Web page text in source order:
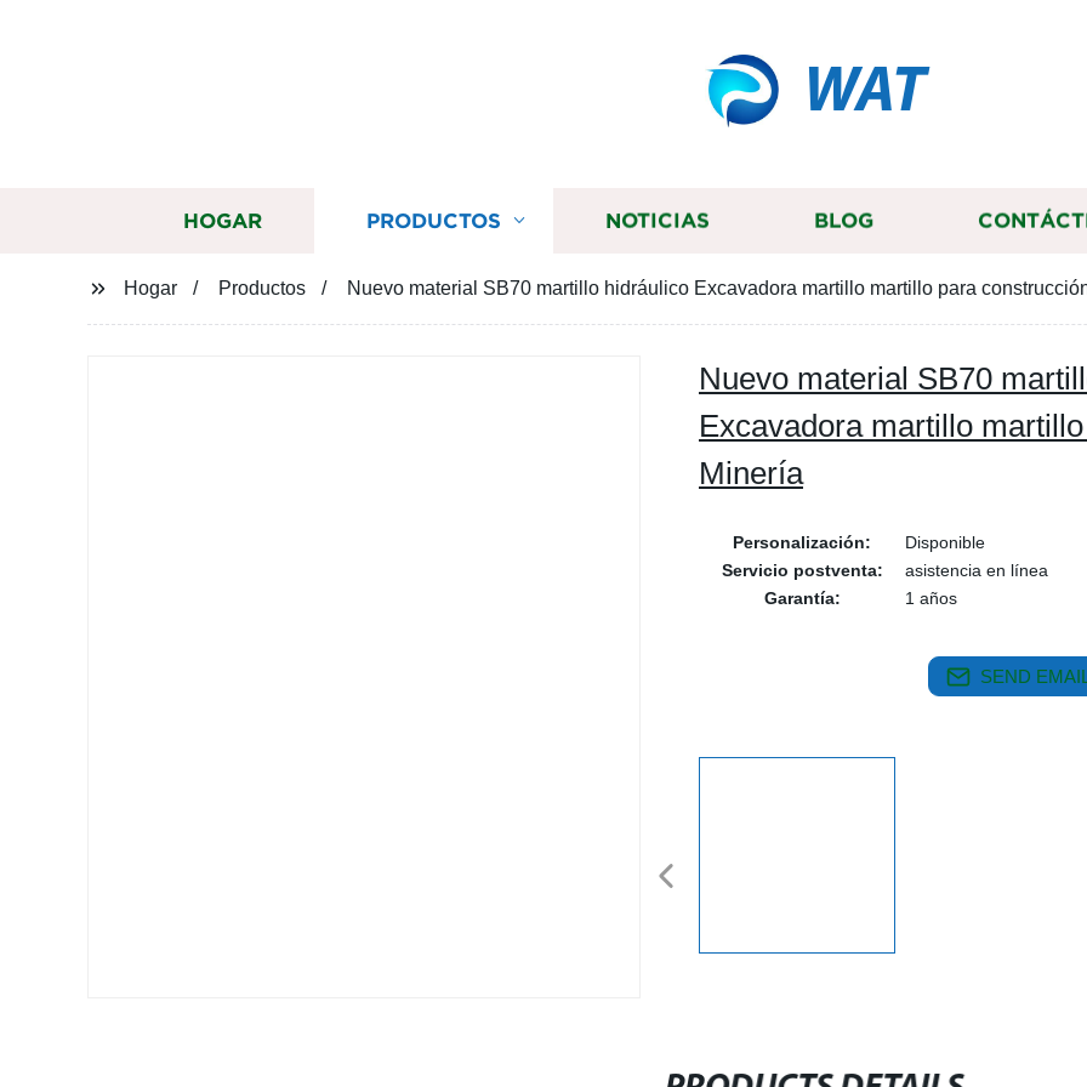
WAT
HOGAR PRODUCTOS NOTICIAS BLOG
Hogar Productos Nuevo material SB70 martillo hidráulico Excavadora martillo martillo para
Nuevo material SB70
Excavadora martillo
Minería
Personalización:
Disponible
Servicio postventa:
asistencia en línea
Garantía:
1 años
SEND